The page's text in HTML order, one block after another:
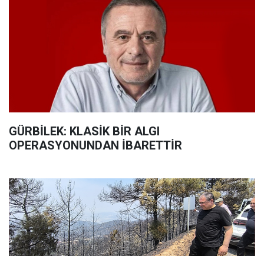
GÜRBİLEK: KLASİK BİR ALGI
OPERASYONUNDAN İBARETTİR